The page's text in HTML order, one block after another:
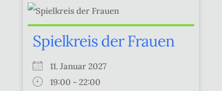
Spielkreis der Frauen
11. Januar 2027
19:00 - 22:00